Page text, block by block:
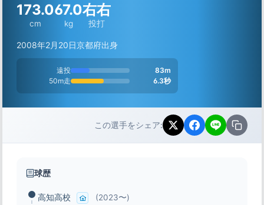
173.0
cm
67.0
kg
右右
投打
2008年2月20日京都府出身
遠投
83m
50m走
6.3秒
この選手をシェア:
球歴
高知高校 (2023〜)